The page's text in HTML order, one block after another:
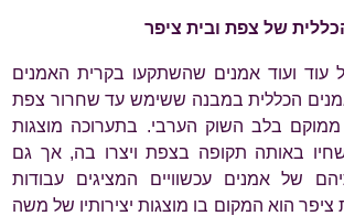
של צפת ובית ציפר
ועוד אמנים שהשתקעו בקרית האמנים
הכללית במבנה ששימש עד שחרור צפת
בלב השוק הערבי. בתערוכה מוצגות
באותה תקופה בצפת ויצרו בה, אך גם
של אמנים עכשוויים המציגים עבודות
ציפר הוא המקום בו מוצגות יצירותיו של משה